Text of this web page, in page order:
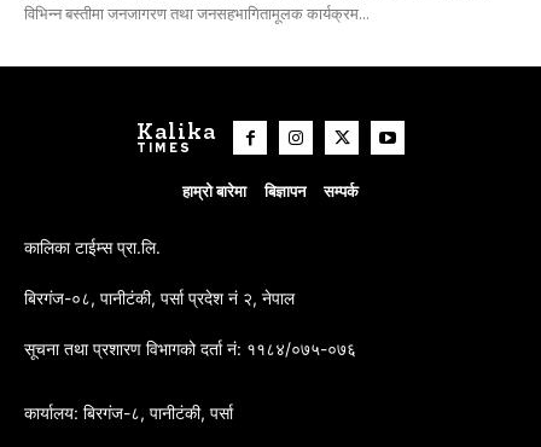
विभिन्न बस्तीमा जनजागरण तथा जनसहभागितामूलक कार्यक्रम...
Kalika
TIMES
हाम्रो बारेमा बिज्ञापन सम्पर्क
कालिका टाईम्स प्रा.लि.
बिरगंज-०८, पानीटंकी, पर्सा प्रदेश नं २, नेपाल
सूचना तथा प्रशारण विभागको दर्ता नं: ११८४/०७५-०७६
कार्यालय: बिरगंज-८, पानीटंकी, पर्सा